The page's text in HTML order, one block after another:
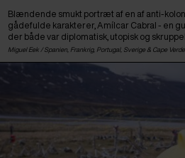
Blændende smukt portræt af en af anti-
gådefulde karakterer, Amílcar Cabral - en
der både var diplomatisk, utopisk og
Miguel Eek / Spanien Frankrig, Portugal, Sverige & Cape Verde